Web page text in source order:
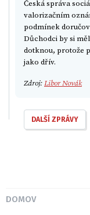
Česká správa
valorizačním
podmínek
Důchodci by si
dotknou, protože
jako dřív.
Zdroj:Libor Novák
DALŠÍ ZPRÁVY
DOMOV